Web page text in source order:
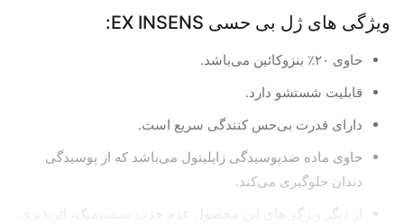
ویژگی های ژل بی حسی EX INSENS:
حاوی ۲۰٪ بنزوکائین می‌باشد.
قابلیت شستشو دارد.
دارای قدرت بی‌حس کنندگی سریع است.
حاوی ماده ضدپوسیدگی زایلیتول می‌باشد که از پوسیدگی
دندان جلوگیری می‌کند.
از دیگر ویژگی‌های این محصول عدم جذب سیستمیک، اثرپذیری